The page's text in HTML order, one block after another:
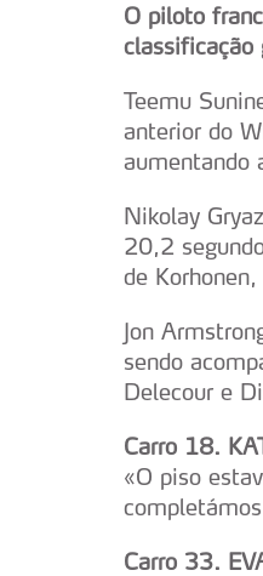
O piloto
classificação
Teemu
anterior do
aumentando
Nikolay
20,2
de
Jon
sendo
Delecour e
Carro 18.
«O piso
Carro 33.